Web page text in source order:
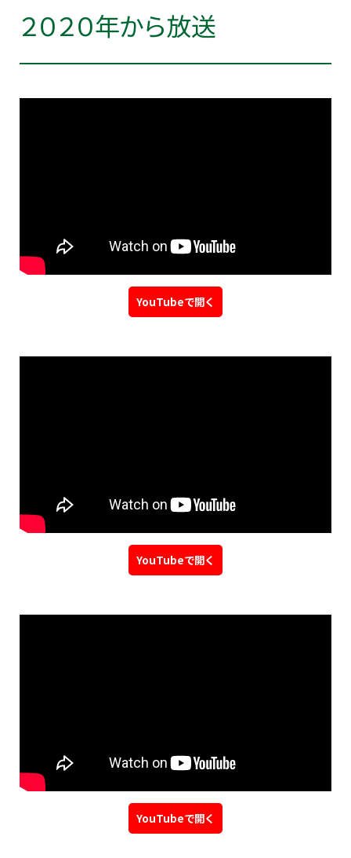
２０２０年から放送
YouTubeで開く
YouTubeで開く
YouTubeで開く